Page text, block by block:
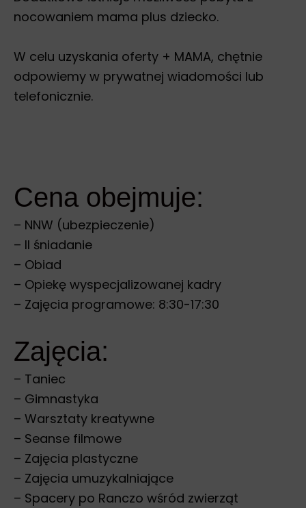
nocowaniem mama plus dziecko.
W celu uzyskania oferty + MAMA, chętnie
odpowiemy w prywatnej wiadomości lub
telefonicznie.
Cena obejmuje:
– NNW (ubezpieczenie)
– II śniadanie
– Obiad
– Opiekę wyspecjalizowanej kadry
– Zajęcia programowe: 8:30-17:30
Zajęcia:
– Taniec
– Gimnastyka
– Warsztaty kreatywne
– Seanse filmowe
– Zajęcia plastyczne
– Zajęcia umuzykalniające
– Spacery po Ranczo wśród zwierząt